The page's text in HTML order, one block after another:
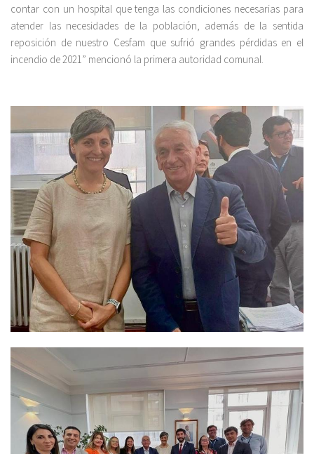
contar con un hospital que tenga las condiciones necesarias para
atender las necesidades de la población, además de la sentida
reposición de nuestro Cesfam que sufrió grandes pérdidas en el
incendio de 2021” mencionó la primera autoridad comunal.